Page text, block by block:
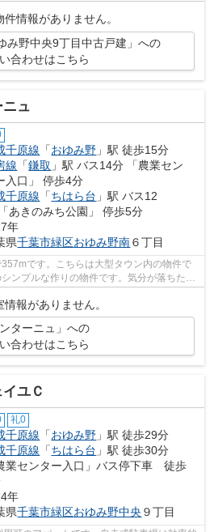
情報がありません。
み野中央9丁目中古戸建」への
合わせはこちら
ュ
千原線 「おゆみ野 」駅 徒歩15分
線 「鎌取 」駅 バス14分 「農業セン
入口」 停歩4分
千原線 「ちはら台 」駅 バス12
あきのみち公園」 停歩5分
年
県千葉市緑区おゆみ野南６丁目
です。こちらは大型タウン内の物件で
ンプルな作りの物件です。気分が落ちた時
う。お...
情報がありません。
ンターニュ」への
合わせはこちら
ユＣ
礼0
千原線 「おゆみ野 」駅 徒歩29分
千原線 「ちはら台 」駅 徒歩30分
業センター入口」バス停下車 徒歩
年
県千葉市緑区おゆみ野中央 ９丁目